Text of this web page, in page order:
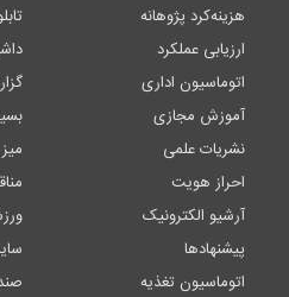
هزینه‌کرد پژوهانه
ارزیابی عملکرد
اتوماسیون اداری
آموزش مجازی
نشریات علمی
احراز هویت
آرشیو الکترونیک
پیشنهادها
اتوماسیون تغذیه